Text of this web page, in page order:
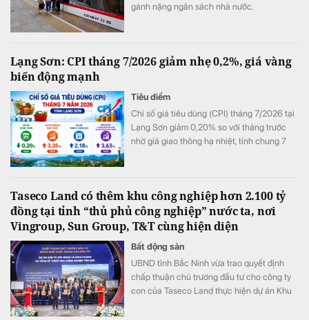
gánh nặng ngân sách nhà nước.
Lạng Sơn: CPI tháng 7/2026 giảm nhẹ 0,2%, giá vàng
biến động mạnh
Tiêu điểm
Chỉ số giá tiêu dùng (CPI) tháng 7/2026 tại
Lạng Sơn giảm 0,20% so với tháng trước
nhờ giá giao thông hạ nhiệt, tính chung 7
Taseco Land có thêm khu công nghiệp hơn 2.100 tỷ
đồng tại tỉnh “thủ phủ công nghiệp” nước ta, nơi
Vingroup, Sun Group, T&T cùng hiện diện
Bất động sản
UBND tỉnh Bắc Ninh vừa trao quyết định
chấp thuận chủ trương đầu tư cho công ty
con của Taseco Land thực hiện dự án Khu